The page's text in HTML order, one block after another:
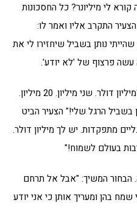
לי מיליונר? כל החסכונות
התקרב אליו ואמר לו:
נותן בשביל שיחזירו לי את
עשה פרצוף של 'לא יודע'.
"אני אגיד לך כמה", המשיך הבחור, "מיליון דולר. שני מיליון. 20 מיליון.
הרגל שלי!" הצעיר הביט
מתפקדות. יש לך מיליון דולר.
בעולם לשמוח!"
הבחור המשיך: "אבל אל תרחם
שמח בהן ומעריך אותן כי אני יודע